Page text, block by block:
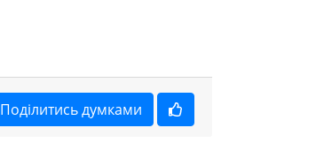
Поділитись думками